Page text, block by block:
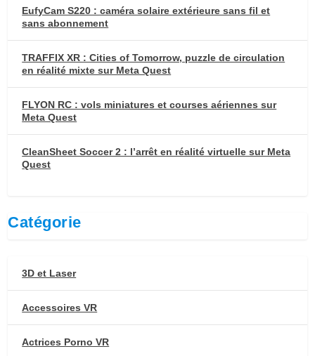
EufyCam S220 : caméra solaire extérieure sans fil et
sans abonnement
TRAFFIX XR : Cities of Tomorrow, puzzle de circulation
en réalité mixte sur Meta Quest
FLYON RC : vols miniatures et courses aériennes sur
Meta Quest
CleanSheet Soccer 2 : l’arrêt en réalité virtuelle sur Meta
Quest
Catégorie
3D et Laser
Accessoires VR
Actrices Porno VR